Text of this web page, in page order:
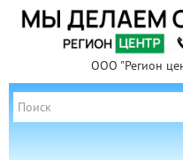
ООО "Регион